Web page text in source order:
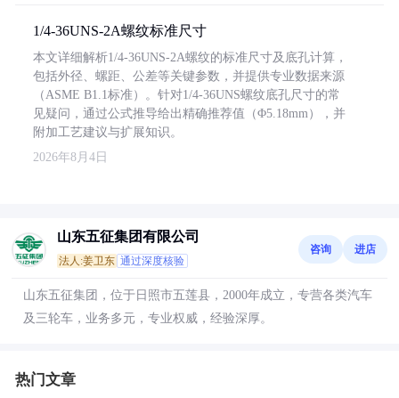
1/4-36UNS-2A螺纹标准尺寸
本文详细解析1/4-36UNS-2A螺纹的标准尺寸及底孔计算，
包括外径、螺距、公差等关键参数，并提供专业数据来源
（ASME B1.1标准）。针对1/4-36UNS螺纹底孔尺寸的常
见疑问，通过公式推导给出精确推荐值（Φ5.18mm），并
附加工艺建议与扩展知识。
2026年8月4日
山东五征集团有限公司
法人:姜卫东 通过深度核验
咨询 进店
山东五征集团，位于日照市五莲县，2000年成立，专营各类汽车
及三轮车，业务多元，专业权威，经验深厚。
热门文章